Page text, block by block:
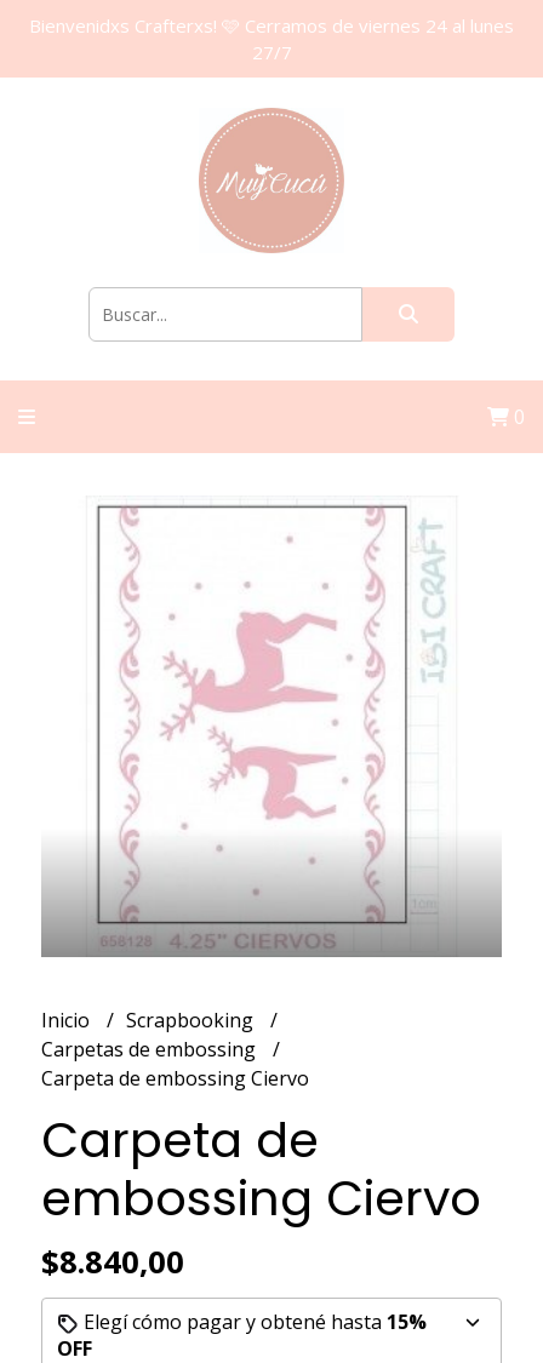
Bienvenidxs Crafterxs! 🩷 Cerramos de viernes 24 al lunes
27/7
0
Inicio
Scrapbooking
Carpetas de embossing
Carpeta de embossing Ciervo
Carpeta de
embossing Ciervo
$8.840,00
Elegí cómo pagar y obtené hasta 15%
OFF